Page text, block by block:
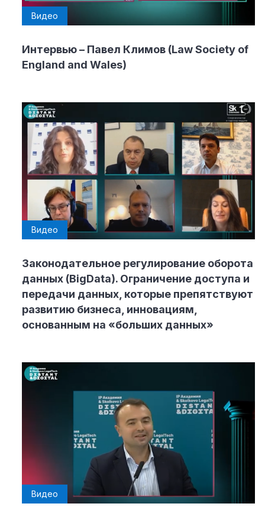
Видео
Интервью – Павел Климов (Law Society of
England and Wales)
Видео
Законодательное регулирование оборота
данных (BigData). Ограничение доступа и
передачи данных, которые препятствуют
развитию бизнеса, инновациям,
основанным на «больших данных»
Видео